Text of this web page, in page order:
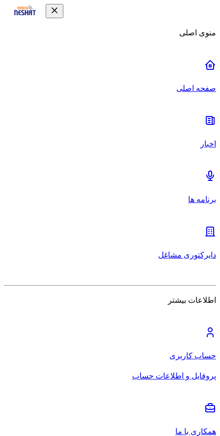
منوی اصلی
صفحه اصلی
اخبار
برنامه ها
دایرکتوری مشاغل
اطلاعات بیشتر
حساب کاربری
پروفایل و اطلاعات حساب
همکاری با ما